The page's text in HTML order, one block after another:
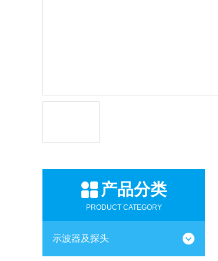
产品分类
PRODUCT CATEGORY
示波器及探头